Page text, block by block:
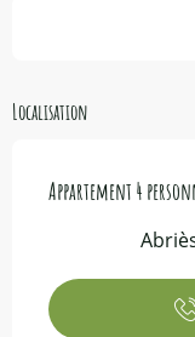
Localisation
Appartement 4